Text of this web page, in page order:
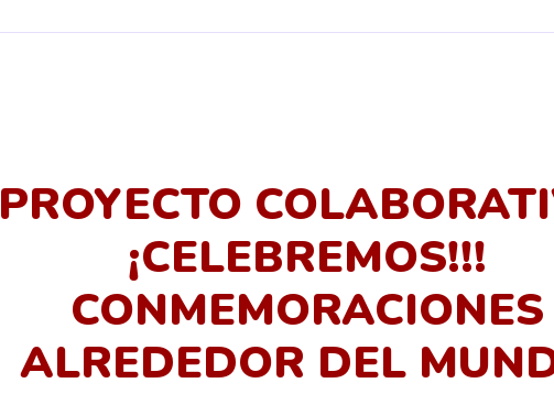
PROYECTO
¡CELEBREMOS!!!
CONMEMORACIONES
ALREDEDOR DEL